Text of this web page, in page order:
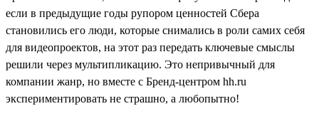
если в предыдущие годы рупором ценностей Сбера
становились его люди, которые снимались в роли самих себя
для видеопроектов, на этот раз передать ключевые смыслы
решили через мультипликацию. Это непривычный для
компании жанр, но вместе с Бренд-центром hh.ru
экспериментировать не страшно, а любопытно!